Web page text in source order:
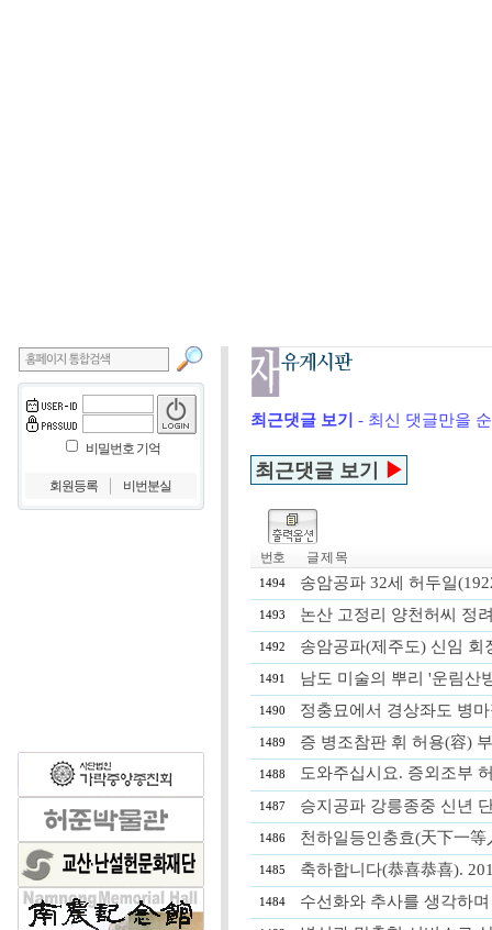
비밀번호 기억
회원등록 비번분실
최근댓글 보기 - 최신 댓글만을
최근댓글 보기 ▶
번호 글 제 목
1494 송암공파 32세 허두일
1493 논산 고정리 양천허씨 정
1492 송암공파(제주도) 신임 회
1491 남도 미술의 뿌리 '운림산
1490 정충묘에서 경상좌도 병
1489 증 병조참판 휘 허용(容)
1488 도와주십시요. 증외조부
1487 승지공파 강릉종중 신년
1486 천하일등인충효(天下一
1485 축하합니다(恭喜恭喜).
1484 수선화와 추사를 생각하